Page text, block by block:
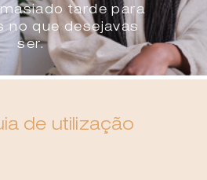
tarde para
no que desejavas
ser.
de utilização